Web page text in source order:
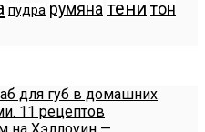
пудра румяна тени тон
для губ в домашних
11 рецептов
на Хэллоуин —